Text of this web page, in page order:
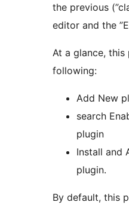
the previous
editor and the
At a glance,
following:
Add New
search
plugin
Install and
plugin.
By default, this